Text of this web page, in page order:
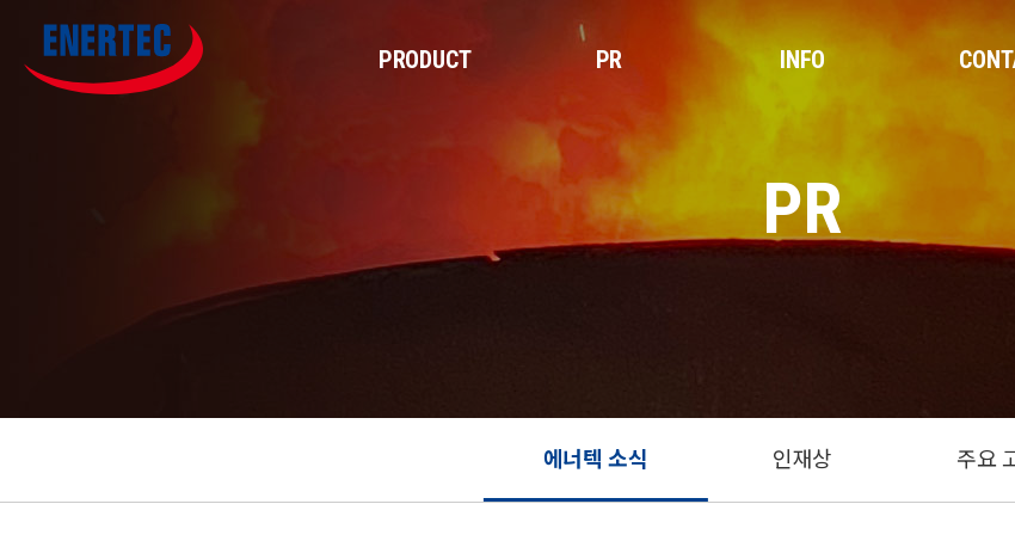
PRODUCT PR INFO
PR
에너텍 소식 인재상 주요